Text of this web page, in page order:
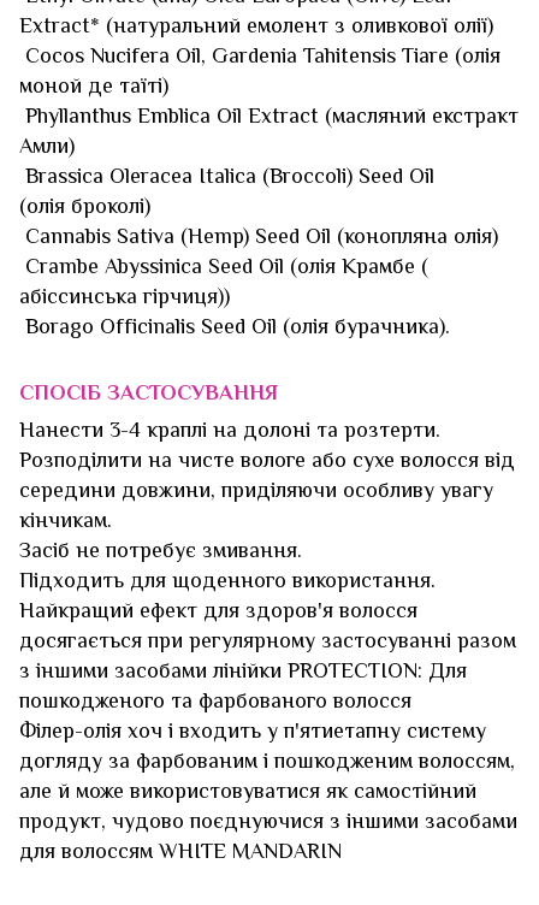
Extract* (натуральний емолент з оливкової олії)
Cocos Nucifera Oil, Gardenia Tahitensis Tiare (олія
моной де таїті)
Phyllanthus Emblica Oil Extract (масляний екстракт
Амли)
Brassica Oleracea Italica (Broccoli) Seed Oil
(олія броколі)
Cannabis Sativa (Hemp) Seed Oil (конопляна олія)
Crambe Abyssinica Seed Oil (олія Крамбе (
абіссинська гірчиця))
Borago Officinalis Seed Oil (олія бурачника).
СПОСІБ ЗАСТОСУВАННЯ
Нанести 3-4 краплі на долоні та розтерти.
Розподілити на чисте вологе або сухе волосся від
середини довжини, приділяючи особливу увагу
кінчикам.
Засіб не потребує змивання.
Підходить для щоденного використання.
Найкращий ефект для здоров'я волосся
досягається при регулярному застосуванні разом
з іншими засобами лінійки PROTECTION: Для
пошкодженого та фарбованого волосся
Філер-олія хоч і входить у п'ятиетапну систему
догляду за фарбованим і пошкодженим волоссям,
але й може використовуватися як самостійний
продукт, чудово поєднуючися з іншими засобами
для волоссям WHITE MANDARIN